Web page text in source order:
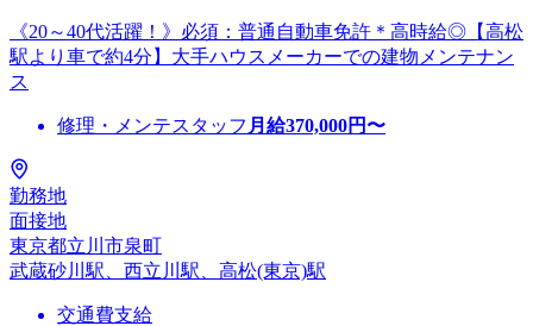
《20～40代活躍！》必須：普通自動車免許＊高時給◎【高松
駅より車で約4分】大手ハウスメーカーでの建物メンテナン
ス
修理・メンテスタッフ 月給370,000円〜
勤務地
面接地
東京都立川市泉町
武蔵砂川駅、西立川駅、高松(東京)駅
交通費支給